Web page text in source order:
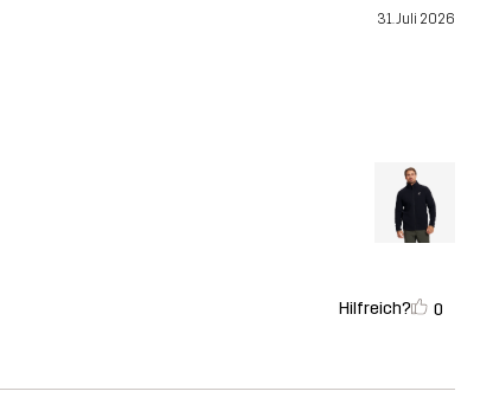
31. Juli 2026
Hilfreich? 0